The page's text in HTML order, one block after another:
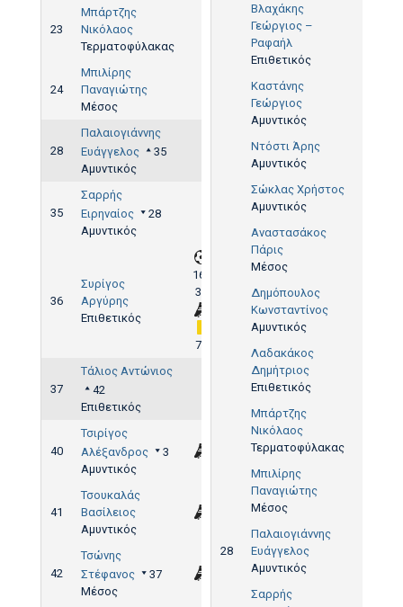
23
Μπάρτζης
Νικόλαος
Τερματοφύλακας
24
Μπιλίρης
Παναγιώτης
Μέσος
28
Παλαιογιάννης
Ευάγγελος
35
Αμυντικός
35
Σαρρής
Ειρηναίος
28
Αμυντικός
36
Συρίγος
Αργύρης
Επιθετικός
16',
37'
77'
37
Τάλιος Αντώνιος
42
Επιθετικός
40
Τσιρίγος
Αλέξανδρος
3
Αμυντικός
41
Τσουκαλάς
Βασίλειος
Αμυντικός
42
Τσώνης
Στέφανος
37
Μέσος
Βλαχάκης
Γεώργιος –
Ραφαήλ
Επιθετικός
Καστάνης
Γεώργιος
Αμυντικός
Ντόστι Άρης
Αμυντικός
Σώκλας Χρήστος
Αμυντικός
Αναστασάκος
Πάρις
Μέσος
Δημόπουλος
Κωνσταντίνος
Αμυντικός
Λαδακάκος
Δημήτριος
Επιθετικός
Μπάρτζης
Νικόλαος
Τερματοφύλακας
Μπιλίρης
Παναγιώτης
Μέσος
28
Παλαιογιάννης
Ευάγγελος
Αμυντικός
Σαρρής